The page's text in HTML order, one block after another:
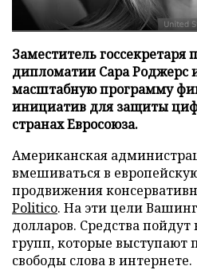
Заместитель госсекретаря
дипломатии Сара Роджерс
масштабную программу
инициатив для защиты
странах Евросоюза.
Американская
вмешиваться в
продвижения
Politico. На эти цели
долларов. Средства
групп, которые выступают
свободы слова в интернете.